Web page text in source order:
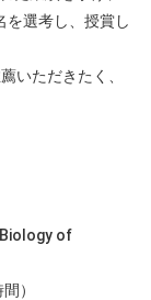
を選考し、授賞し
いただきたく、
of
）